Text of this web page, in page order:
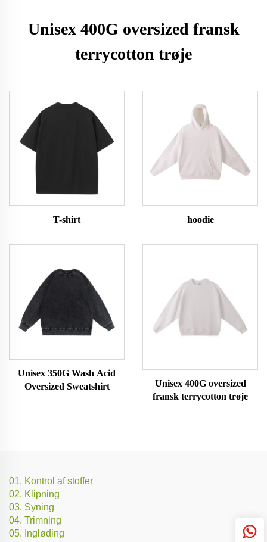
Unisex 400G oversized fransk
terrycotton trøje
T-shirt hoodie
Unisex 350G Wash Acid
Oversized Sweatshirt
Unisex 400G oversized
fransk terrycotton trøje
01. Kontrol af stoffer
02. Klipning
03. Syning
04. Trimning
05. Ingløding